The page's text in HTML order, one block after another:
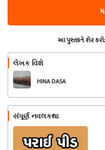
આ પુસ્તકને શેર કરો:
લેખક વિશે
HINA DASA
સંપૂર્ણ નવલકથા